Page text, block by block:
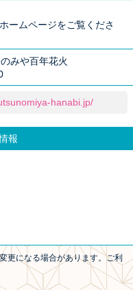
ームページをご覧くださ
みや百年花火
hanabi.jp/
報
更になる場合があります。ご利